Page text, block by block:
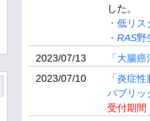
した。
・低リ
・ RAS野
2023/07/13
「大腸
2023/07/10
「炎症
パブリッ
受付期間